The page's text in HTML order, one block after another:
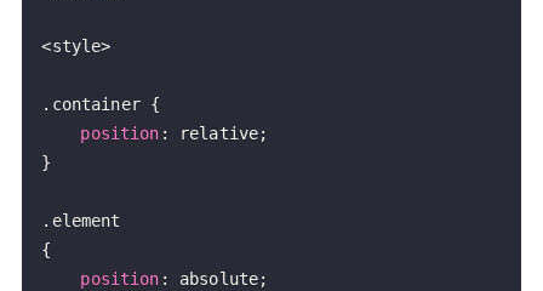
<style>
. container {
position : relative;
}
. element
{
position : absolute;